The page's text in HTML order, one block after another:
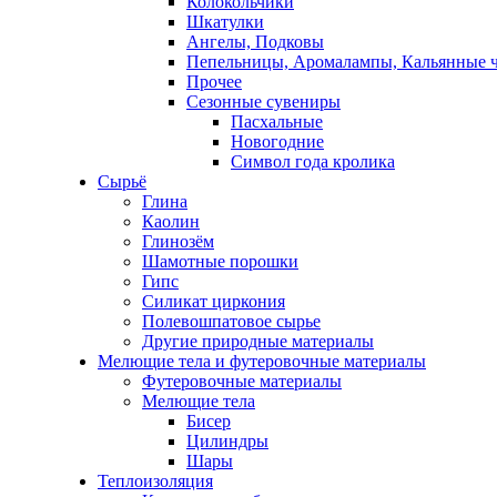
Шкатулки
Ангелы, Подковы
Пепельницы, Аромалампы, Кальянные
Прочее
Сезонные сувениры
Пасхальные
Новогодние
Символ года кролика
Сырьё
Глина
Каолин
Глинозём
Шамотные порошки
Гипс
Силикат циркония
Полевошпатовое сырье
Другие природные материалы
Мелющие тела и футеровочные материалы
Футеровочные материалы
Мелющие тела
Бисер
Цилиндры
Шары
Теплоизоляция